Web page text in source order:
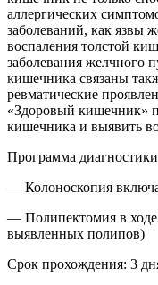
аллергических
заболеваний, как язвы
воспаления толстой
заболевания желчного
кишечника связаны
ревматические
«Здоровый кишечник»
кишечника и выявить
Программа
— Колоноскопия
— Полипектомия в ходе
выявленных полипов)
Срок прохождения: 3